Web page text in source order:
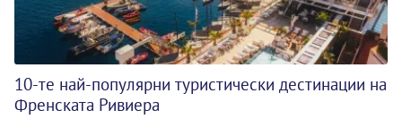
10-те най-популярни туристически дестинации на
Френската Ривиера